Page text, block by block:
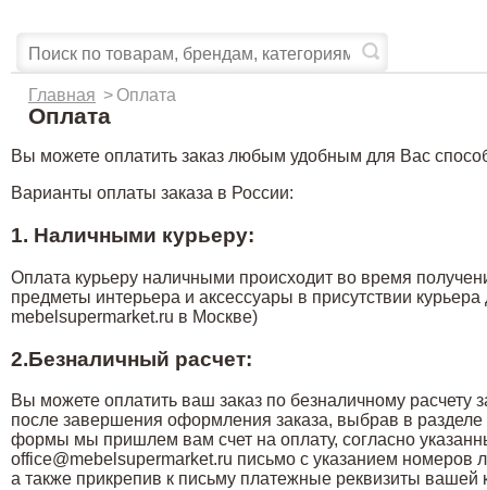
Главная > Оплата
Оплата
Вы можете оплатить заказ любым удобным для Вас
Варианты оплаты заказа в России:
1. Наличными курьеру:
Оплата курьеру наличными происходит во время
предметы интерьера и аксессуары в присутствии
mebelsupermarket.ru в Москве)
2.Безналичный расчет:
Вы можете оплатить ваш заказ по безналичному
после завершения оформления заказа, выбрав в
формы мы пришлем вам счет на оплату, согласно
office@mebelsupermarket.ru письмо с указанием номеров
а также прикрепив к письму платежные реквизиты